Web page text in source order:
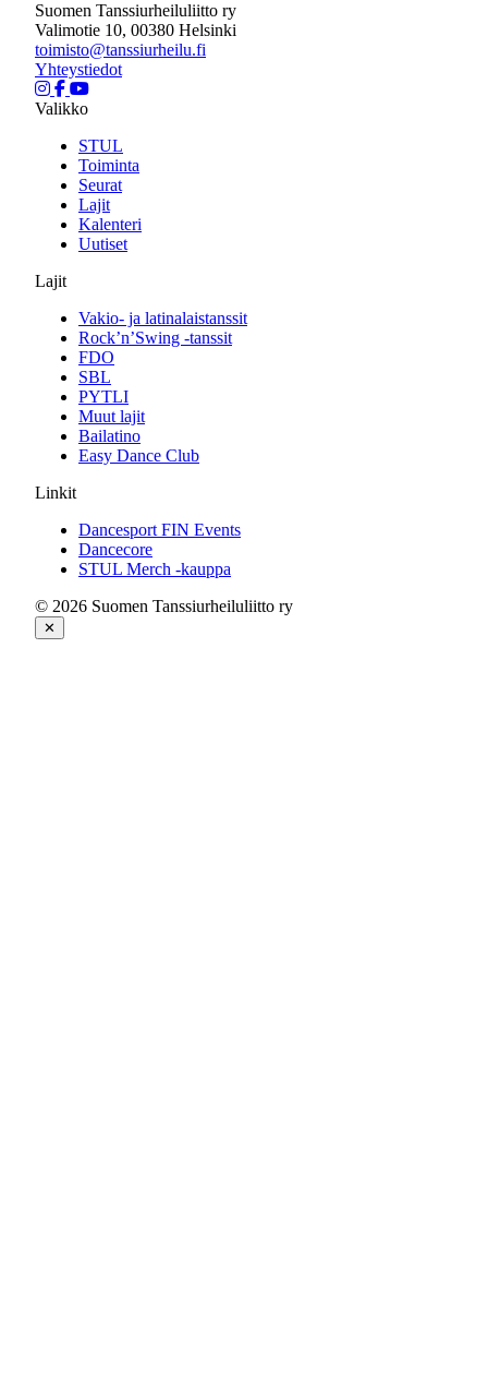
Suomen Tanssiurheiluliitto ry
Valimotie 10, 00380 Helsinki
toimisto@tanssiurheilu.fi
Yhteystiedot
Valikko
STUL
Toiminta
Seurat
Lajit
Kalenteri
Uutiset
Lajit
Vakio- ja latinalaistanssit
Rock’n’Swing -tanssit
FDO
SBL
PYTLI
Muut lajit
Bailatino
Easy Dance Club
Linkit
Dancesport FIN Events
Dancecore
STUL Merch -kauppa
© 2026 Suomen Tanssiurheiluliitto ry
✕